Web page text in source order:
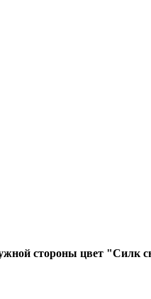
стороны цвет "Силк